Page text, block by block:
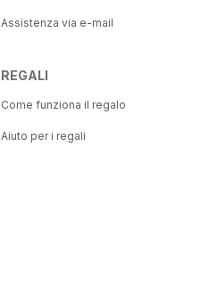
Assistenza via e-mail
REGALI
Come funziona il regalo
Aiuto per i regali